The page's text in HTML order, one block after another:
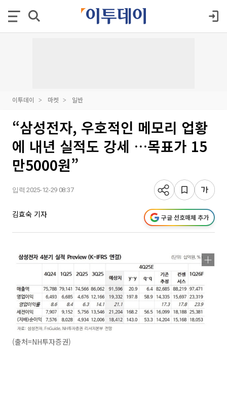
이투데이 마켓 일반
“삼성전자, 우호적인 메모리 업황
에 내년 실적도 강세 …목표가 15
만5000원”
입력 2025-12-29 08:37
김효숙 기자 구글 선호매체 추가
(출처=NH투자증권)